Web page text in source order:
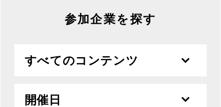
参加企業を探す
すべてのコンテンツ
開催日